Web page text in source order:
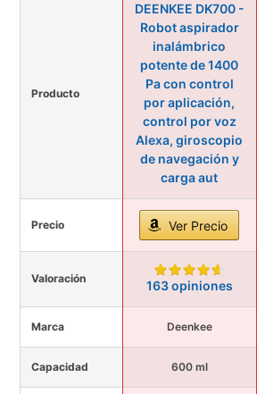
Producto
DEENKEE DK700 -
Robot aspirador
inalámbrico
potente de 1400
Pa con control
por aplicación,
control por voz
Alexa, giroscopio
de navegación y
carga aut
Precio Ver Precio
Valoración 163 opiniones
Marca Deenkee
Capacidad 600 ml